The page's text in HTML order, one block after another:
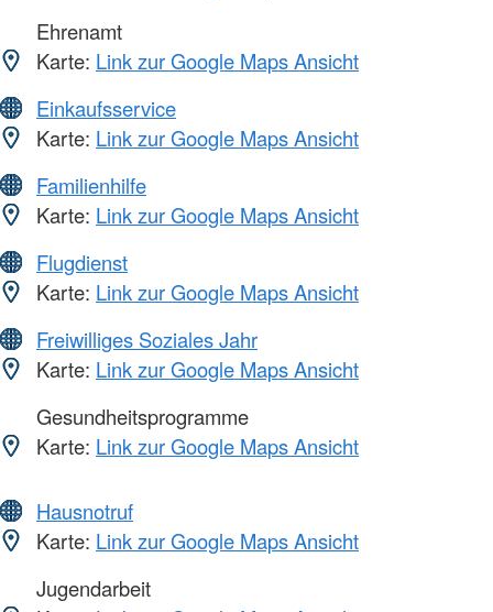
Ehrenamt
Karte: Link zur Google Maps Ansicht
Einkaufsservice
Karte: Link zur Google Maps Ansicht
Familienhilfe
Karte: Link zur Google Maps Ansicht
Flugdienst
Karte: Link zur Google Maps Ansicht
Freiwilliges Soziales Jahr
Karte: Link zur Google Maps Ansicht
Gesundheitsprogramme
Karte: Link zur Google Maps Ansicht
Hausnotruf
Karte: Link zur Google Maps Ansicht
Jugendarbeit